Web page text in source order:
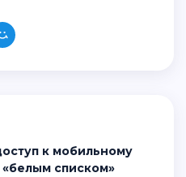
к мобильному
«белым списком»